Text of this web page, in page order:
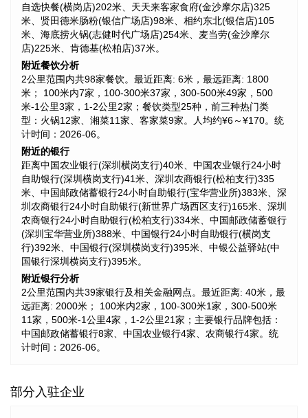
自选快餐(横岗店)202米、天天来客家食府(金沙摩尔店)325
米、贤田德米肠粉(银信广场店)98米、相约东北(银信店)105
米、海底捞火锅(志健时代广场店)254米、麦当劳(金沙摩尔
店)225米、肯德基(松柏店)37米。
附近餐饮分析
2公里范围内共98家餐饮。最近距离: 6米，最远距离: 1800
米； 100米内7家，100-300米37家，300-500米49家，500
米-1公里3家，1-2公里2家；餐饮类型25种，前三种热门类
型：火锅12家、湘菜11家、客家菜9家。人均约¥6～¥170。统
计时间：2026-06。
附近的银行
距离中国农业银行(深圳横岗支行)40米、中国农业银行24小时
自助银行(深圳横岗支行)41米、深圳农商银行(松柏支行)335
米、中国邮政储蓄银行24小时自助银行(宝华营业所)383米、深
圳农商银行24小时自助银行(新世界广场西区支行)165米、深圳
农商银行24小时自助银行(松柏支行)334米、中国邮政储蓄银行
(深圳宝华营业所)388米、中国银行24小时自助银行(横岗支
行)392米、中国银行(深圳横岗支行)395米、中银公益驿站(中
国银行深圳横岗支行)395米。
附近银行分析
2公里范围内共39家银行及相关金融网点。最近距离: 40米，最
远距离: 2000米； 100米内2家，100-300米1家，300-500米
11家，500米-1公里4家，1-2公里21家；主要银行品牌包括：
中国邮政储蓄银行8家、中国农业银行4家、农商银行4家。统
计时间：2026-06。
部分入驻企业